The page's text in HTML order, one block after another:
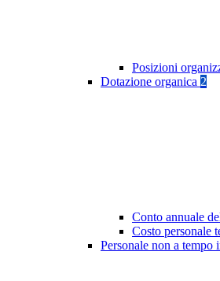
Posizioni
Dotazione organica 2
Conto annuale
Costo personale
Personale non a tempo